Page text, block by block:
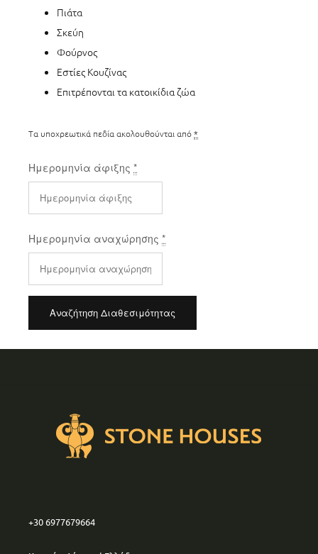
Πιάτα
Σκεύη
Φούρνος
Εστίες Κουζίνας
Επιτρέπονται τα κατοικίδια ζώα
Τα υποχρεωτικά πεδία ακολουθούνται από*
Ημερομηνία άφιξης *
Ημερομηνία αναχώρησης *
+30 6977679664